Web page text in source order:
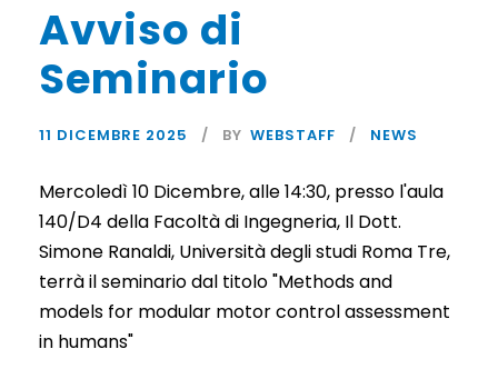
Avviso di
Seminario
11 DICEMBRE 2025 BY WEBSTAFF NEWS
Mercoledì 10 Dicembre, alle 14:30, presso l'aula
140/D4 della Facoltà di Ingegneria, Il Dott.
Simone Ranaldi, Università degli studi Roma Tre,
terrà il seminario dal titolo "Methods and
models for modular motor control assessment
in humans"